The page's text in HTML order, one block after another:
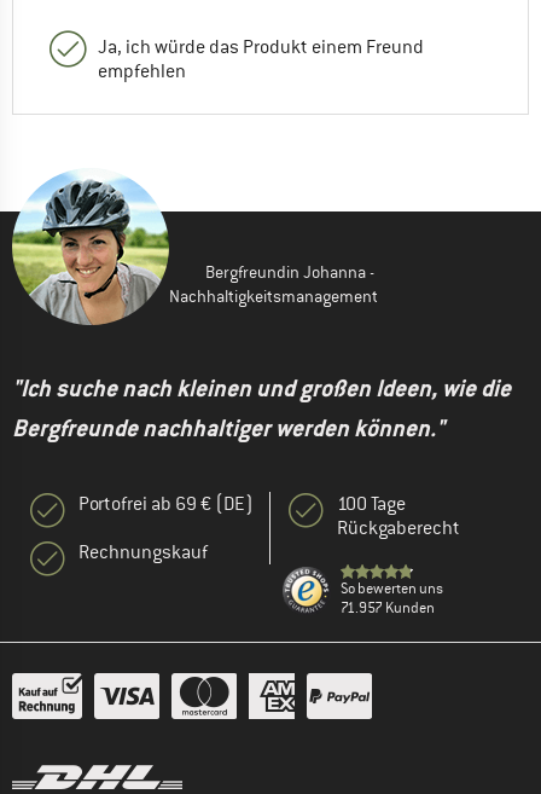
Ja, ich würde das Produkt einem Freund
empfehlen
Bergfreundin Johanna -
Nachhaltigkeitsmanagement
"Ich suche nach kleinen und großen Ideen, wie die
Bergfreunde nachhaltiger werden können."
Portofrei ab 69 € (DE)
Rechnungskauf
100 Tage
Rückgaberecht
So bewerten uns
71.957 Kunden